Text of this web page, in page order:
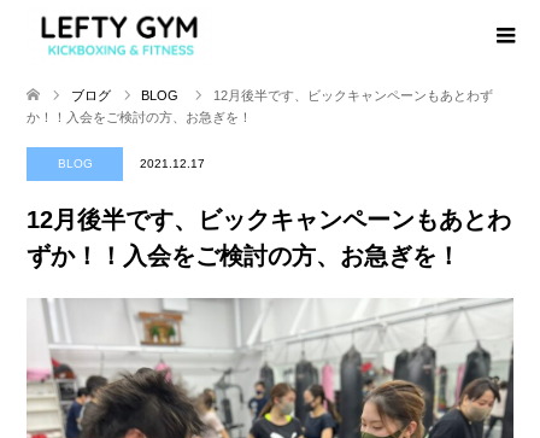
ブログ BLOG
12月後半です、ビックキャンペーンもあとわず
か！！入会をご検討の方、お急ぎを！
BLOG 2021.12.17
12月後半です、ビックキャンペーンもあとわ
ずか！！入会をご検討の方、お急ぎを！